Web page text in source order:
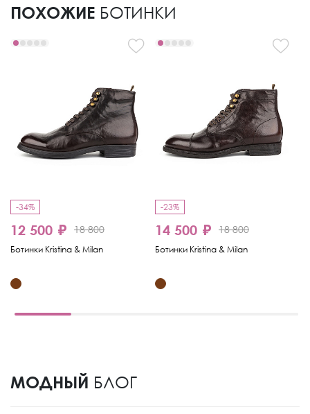
ПОХОЖИЕ БОТИНКИ
-34%
12 500 ₽ 18 800
Ботинки Kristina & Milan
-23%
14 500 ₽ 18 800
Ботинки Kristina & Milan
МОДНЫЙ БЛОГ